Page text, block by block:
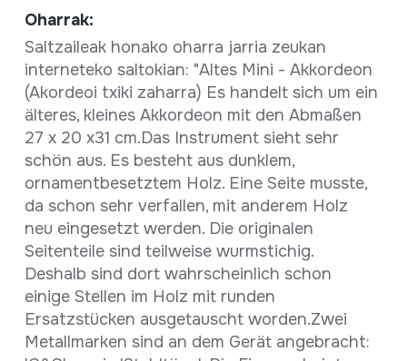
Oharrak:
Saltzaileak honako oharra jarria zeukan
interneteko saltokian: "Altes Mini - Akkordeon
(Akordeoi txiki zaharra) Es handelt sich um ein
älteres, kleines Akkordeon mit den Abmaßen
27 x 20 x31 cm.Das Instrument sieht sehr
schön aus. Es besteht aus dunklem,
ornamentbesetztem Holz. Eine Seite musste,
da schon sehr verfallen, mit anderem Holz
neu eingesetzt werden. Die originalen
Seitenteile sind teilweise wurmstichig.
Deshalb sind dort wahrscheinlich schon
einige Stellen im Holz mit runden
Ersatzstücken ausgetauscht worden.Zwei
Metallmarken sind an dem Gerät angebracht: